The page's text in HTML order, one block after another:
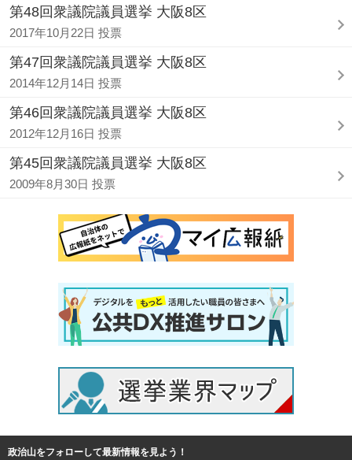
第48回衆議院議員選挙 大阪8区
2017年10月22日 投票
第47回衆議院議員選挙 大阪8区
2014年12月14日 投票
第46回衆議院議員選挙 大阪8区
2012年12月16日 投票
第45回衆議院議員選挙 大阪8区
2009年8月30日 投票
政治山をフォローして最新情報を見よう！